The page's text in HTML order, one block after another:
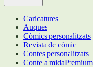
Caricatures
Auques
Còmics personalitzats
Revista de còmic
Contes personalitzats
Conte a midaPremium